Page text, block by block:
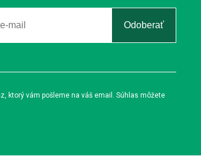
Odoberať
ktorý vám pošleme na váš email. Súhlas môžete